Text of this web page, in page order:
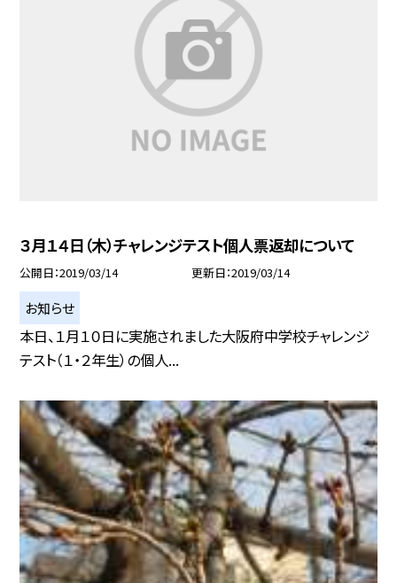
３月１４日（木）チャレンジテスト個人票返却について
公開日 2019/03/14 更新日 2019/03/14
お知らせ
本日、１月１０日に実施されました大阪府中学校チャレンジ
テスト（１・２年生）の個人...